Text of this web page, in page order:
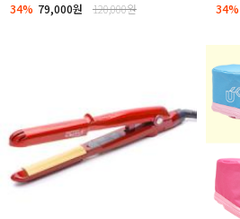
34% 79,000원 120,000원 34%